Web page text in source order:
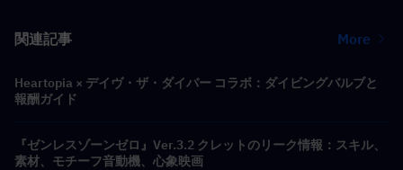
関連記事 More
Heartopia × デイヴ・ザ・ダイバー コラボ：ダイビングバルブと
報酬ガイド
『ゼンレスゾーンゼロ』Ver.3.2 クレットのリーク情報：スキル、
素材、モチーフ音動機、心象映画